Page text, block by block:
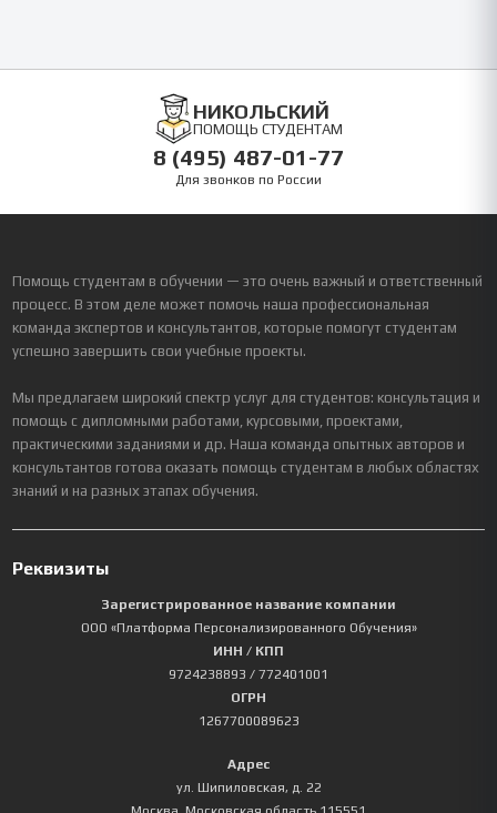
НИКОЛЬСКИЙ
ПОМОЩЬ СТУДЕНТАМ
8 (495) 487-01-77
Для звонков по России
Помощь студентам в обучении — это очень важный и ответственный
процесс. В этом деле может помочь наша профессиональная
команда экспертов и консультантов, которые помогут студентам
успешно завершить свои учебные проекты.
Мы предлагаем широкий спектр услуг для студентов: консультация и
помощь с дипломными работами, курсовыми, проектами,
практическими заданиями и др. Наша команда опытных авторов и
консультантов готова оказать помощь студентам в любых областях
знаний и на разных этапах обучения.
Реквизиты
Зарегистрированное название компании
ООО «Платформа Персонализированного Обучения»
ИНН / КПП
9724238893 / 772401001
ОГРН
1267700089623
Адрес
ул. Шипиловская, д. 22